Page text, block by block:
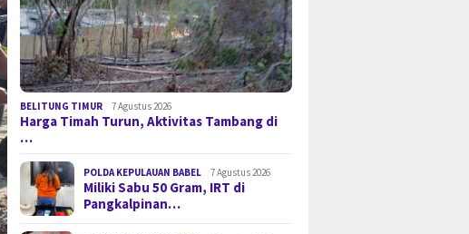
BELITUNG TIMUR 7 Agustus 2026
Harga Timah Turun, Aktivitas Tambang di
…
POLDA KEPULAUAN BABEL 7 Agustus 2026
Miliki Sabu 50 Gram, IRT di
Pangkalpinan…